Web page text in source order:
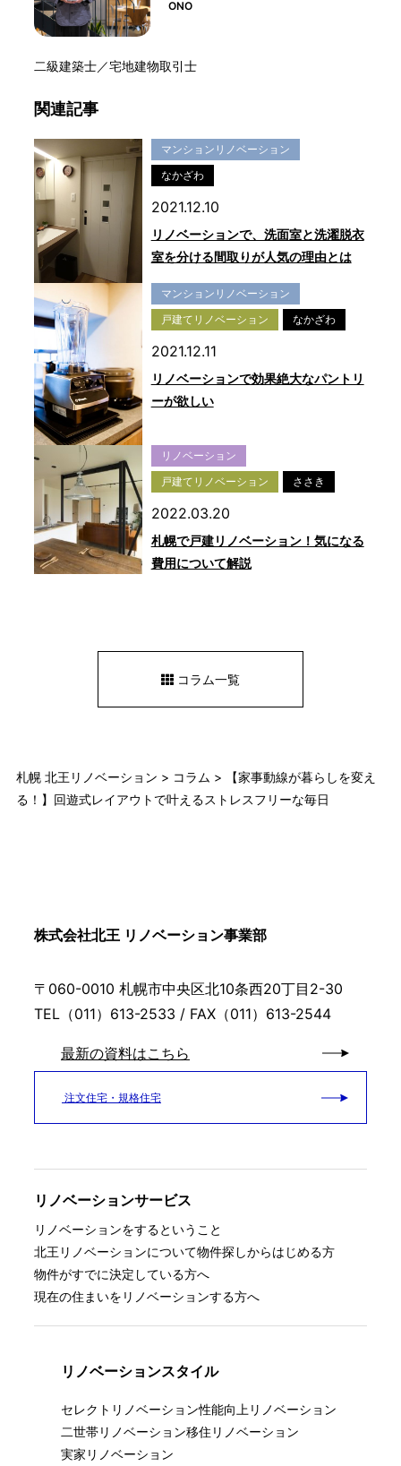
ONO
二級建築士／宅地建物取引士
関連記事
マンションリノベーション
なかざわ
2021.12.10
リノベーションで、洗面室と洗濯脱衣
室を分ける間取りが人気の理由とは
マンションリノベーション
戸建てリノベーション
なかざわ
2021.12.11
リノベーションで効果絶大なパントリ
ーが欲しい
リノベーション
戸建てリノベーション
ささき
2022.03.20
札幌で戸建リノベーション！気になる
費用について解説
コラム一覧
札幌 北王リノベーション > コラム >
【家事動線が暮らしを変え
る！】回遊式レイアウトで叶えるストレスフリーな毎日
株式会社北王 リノベーション事業部
〒060-0010 札幌市中央区北10条西20丁目2-30
TEL（011）613-2533 / FAX（011）613-2544
最新の資料はこちら
注文住宅・規格住宅
リノベーションサービス
リノベーションをするということ
北王リノベーションについて物件探しからはじめる方
物件がすでに決定している方へ
現在の住まいをリノベーションする方へ
リノベーションスタイル
セレクトリノベーション性能向上リノベーション
二世帯リノベーション移住リノベーション
実家リノベーション